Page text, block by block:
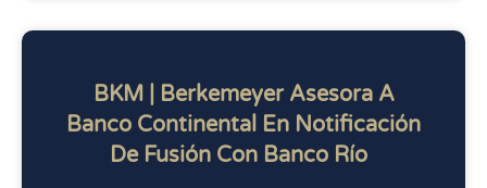
BKM | Berkemeyer Asesora A
Banco Continental En Notificación
De Fusión Con Banco Río